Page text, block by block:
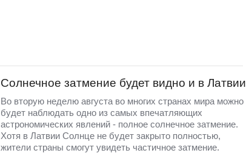
Солнечное затмение будет видно и в Латвии
Во вторую неделю августа во многих странах мира можно
будет наблюдать одно из самых впечатляющих
астрономических явлений - полное солнечное затмение.
Хотя в Латвии Солнце не будет закрыто полностью,
жители страны смогут увидеть частичное затмение.